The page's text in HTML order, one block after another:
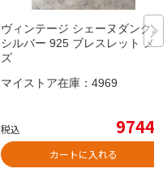
ヴィンテージ シェーヌダンクル
シルバー 925 ブレスレット メン
ズ
マイストア在庫： 4969
税込 9744
カートに入れる